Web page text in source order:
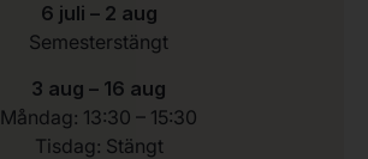
6 juli – 2 aug
Semesterstängt
3 aug – 16 aug
Måndag: 13:30 – 15:30
Tisdag: Stängt